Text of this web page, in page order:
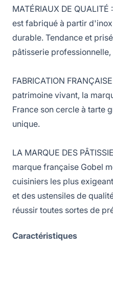
MATÉRIAUX DE
est fabriqué à partir
durable. Tendance et
pâtisserie
FABRICATION
patrimoine vivant, la
France son cercle à tarte
unique.
LA MARQUE DES
marque française Gobel
cuisiniers les plus
et des ustensiles de
réussir toutes sortes de
Caractéristiques